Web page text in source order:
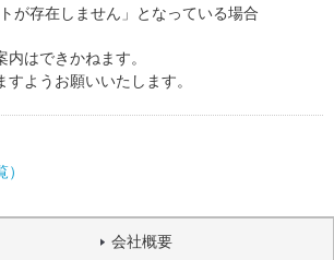
が存在しません」となっている場合
はできかねます。
ようお願いいたします。
会社概要